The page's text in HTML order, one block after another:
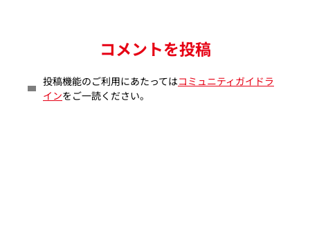
コメントを投稿
投稿機能のご利用にあたってはコミュニティガイドラ
インをご一読ください。